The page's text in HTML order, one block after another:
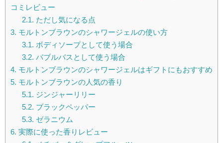
コミレビュー
2.1. ただし気になる点
3. モルトンブラウンのシャワージェルの使い方
3.1. ボディソープとして使う場合
3.2. バブルバスとして使う場合
4. モルトンブラウンのシャワージェルはギフトにもおすすめ
5. モルトンブラウンの人気の香り
5.1. ジンジャーリリー
5.2. ブラックペッパー
5.3. ゼラニウム
6. 実際に使った香りレビュー